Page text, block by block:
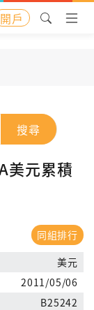
開戶
搜尋
美元累積
同組排行
美元
2011/05/06
B25242